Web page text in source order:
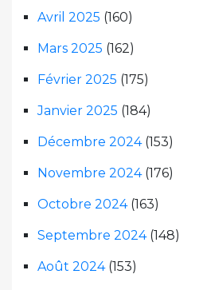
Avril 2025 (160)
Mars 2025 (162)
Février 2025 (175)
Janvier 2025 (184)
Décembre 2024(153)
Novembre 2024(176)
Octobre 2024(163)
Septembre 2024(148)
Août 2024(153)